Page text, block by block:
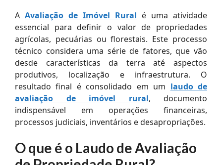
A Avaliação de Imóvel Rural é uma atividade
essencial para definir o valor de propriedades
agrícolas, pecuárias ou florestais. Este processo
técnico considera uma série de fatores, que vão
desde características da terra até aspectos
produtivos, localização e infraestrutura. O
resultado final é consolidado em um laudo de
avaliação de imóvel rural, documento
indispensável em operações financeiras,
processos judiciais, inventários e desapropriações.
O que é o Laudo de Avaliação